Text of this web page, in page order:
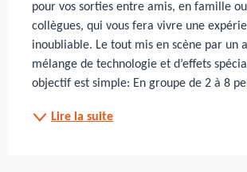
pour vos sorties entre amis, en famille
collègues, qui vous fera vivre une
inoubliable. Le tout mis en scène par un
mélange de technologie et d’effets
objectif est simple: En groupe de 2 à 8
Lire la suite